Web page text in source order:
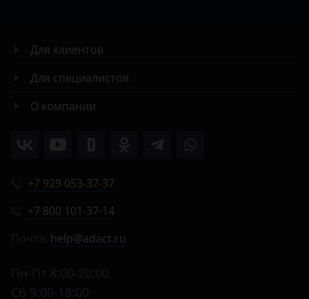
Для клиентов
Для специалистов
О компании
+7 929 053-37-37
+7 800 101-37-14
help@adact.ru